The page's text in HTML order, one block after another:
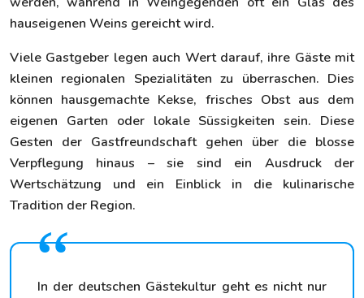
hauseigenen Weins gereicht wird.
Viele Gastgeber legen auch Wert darauf, ihre Gäste mit
kleinen regionalen Spezialitäten zu überraschen. Dies
können hausgemachte Kekse, frisches Obst aus dem
eigenen Garten oder lokale Süssigkeiten sein. Diese
Gesten der Gastfreundschaft gehen über die blosse
Verpflegung hinaus – sie sind ein Ausdruck der
Wertschätzung und ein Einblick in die kulinarische
Tradition der Region.
In der deutschen Gästekultur geht es nicht nur